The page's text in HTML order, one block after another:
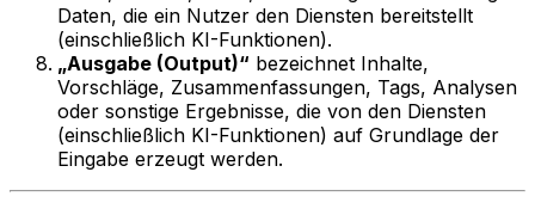
Daten, die ein Nutzer den Diensten bereitstellt
(einschließlich KI-Funktionen).
„Ausgabe (Output)“ bezeichnet Inhalte,
Vorschläge, Zusammenfassungen, Tags, Analysen
oder sonstige Ergebnisse, die von den Diensten
(einschließlich KI-Funktionen) auf Grundlage der
Eingabe erzeugt werden.